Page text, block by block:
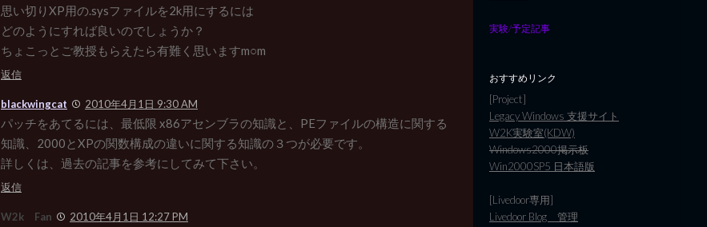
思い切りXP用の.sysファイルを2k用にするには
どのようにすれば良いのでしょうか？
ちょこっとご教授もらえたら有難く思いますm○m
返信
blackwingcat 2010年4月1日 9:30 AM
パッチをあてるには、最低限 x86アセンブラの知識と、PEファイルの構造に関する
知識、2000とXPの関数構成の違いに関する知識の３つが必要です。
詳しくは、過去の記事を参考にしてみて下さい。
返信
W2k Fan 2010年4月1日 12:27 PM
実験/予定記事
おすすめリンク
[Project]
Legacy Windows 支援サイト
W2K実験室(KDW)
Windows2000掲示板
Win2000SP5 日本語版
[Livedoor専用]
Livedoor Blog 管理